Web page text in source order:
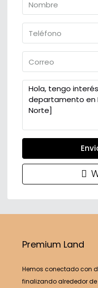
Premium Land
Hemos conectado con
finalizando alrededor